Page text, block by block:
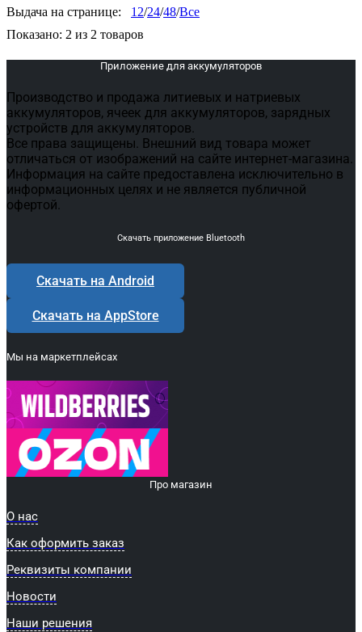
Выдача на странице: 12/24/48/Все
Показано: 2 из 2 товаров
Приложение для аккумуляторов
Производство и продажа литиевых и натриевых
аккумуляторов, ячеек для аккумуляторов, зарядных
устройств для аккумуляторов.
Все права защищены. Внешний вид товара может
отличаться от изображений на сайте интернет-магазина.
Информация на сайте предоставлена исключительно в
информационных целях и не является публичной
офертой.
Скачать приложение Bluetooth
Скачать на Android
Скачать на AppStore
Мы на маркетплейсах
Про магазин
О нас
Как оформить заказ
Реквизиты компании
Новости
Наши решения